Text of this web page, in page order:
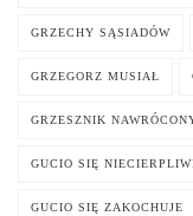
GRZECHY SĄSIADÓW
GRZEGORZ MUSIAŁ
GRZESZNIK
GUCIO SIĘ
GUCIO SIĘ ZAKOCHUJE